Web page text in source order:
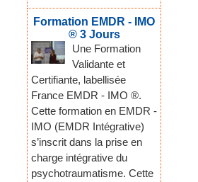
Formation EMDR - IMO
® 3 Jours
Une Formation
Validante et
Certifiante, labellisée
France EMDR - IMO ®.
Cette formation en EMDR -
IMO (EMDR Intégrative)
s’inscrit dans la prise en
charge intégrative du
psychotraumatisme. Cette